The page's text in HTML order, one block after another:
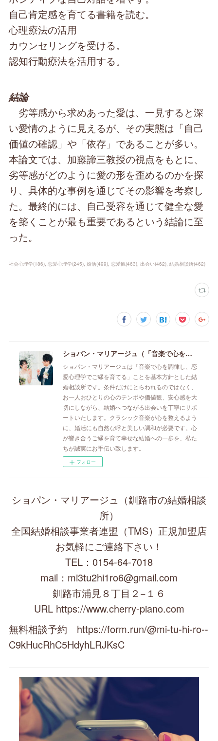
自己肯定感を育てる書籍を読む。
心理療法の活用
カウンセリングを受ける。
認知行動療法を活用する。
結論
劣等感から求めあった愛は、一見すると深
い愛情のように見えるが、その実態は「自己
価値の確認」や「依存」であることが多い。
本論文では、加藤諦三教授の視点をもとに、
劣等感がどのように愛の形を歪めるのかを探
り、具体的な事例を通じてその影響を考察し
た。最終的には、自己受容を通じて健全な愛
を築くことが最も重要であるという結論に至
った。
社会心理学(186) 恋愛心理学(245) 婚活(499) 恋愛観(463) 出会い(462) 結婚相談所(462)
ショパン・マリアージュ（「音楽で心を調律し恋愛心理学でご縁を育てる」釧路市の結婚相談所）/ 全国結婚相談事業者連盟正規加盟店 / cherry-piano.com
ショパン・マリアージュは「音楽で心を調律し、恋
愛心理学でご縁を育てる」ことを基本方針とした結
婚相談所です。条件だけにとらわれるのではなく、
お一人おひとりの心のテンポや価値観、安心感を大
切にしながら、結婚へつながる出会いを丁寧にサポ
ートいたします。クラシック音楽が心を整えるよう
に、婚活にも自然な呼と美しい調和が必要です。心
が響き合うご縁を育て幸せな結婚への一歩を、私た
ちが誠実にお手伝い致します。
フォロー
ショパン・マリアージュ（釧路市の結婚相談
所）
全国結婚相談事業者連盟（TMS）正規加盟店
お気軽にご連絡下さい！
TEL：0154-64-7018
mail：mi3tu2hi1ro6@gmail.com
釧路市浦見８丁目２−１６
URL https://www.cherry-piano.com
無料相談予約 https://form.run/@mi-tu-hi-ro--
C9kHucRhC5HdyhLRJKsC